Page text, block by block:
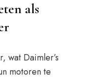
als
wat Daimler’s
motoren te